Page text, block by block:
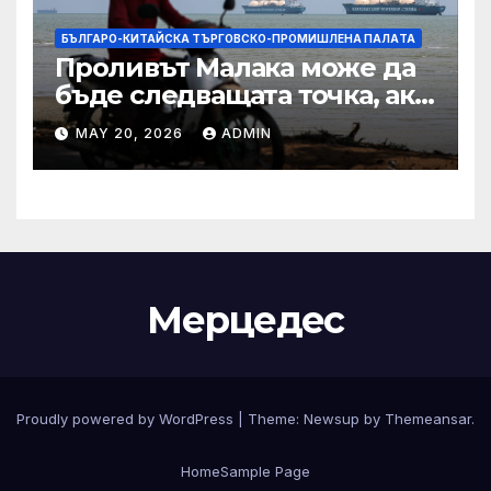
БЪЛГАРО-КИТАЙСКА ТЪРГОВСКО-ПРОМИШЛЕНА ПАЛAТА
Проливът Малака може да
бъде следващата точка, ако
Азия не внимава
MAY 20, 2026 ADMIN
Мерцедес
Proudly powered by WordPress Theme: Newsup by Themeansar.
HomeSample Page